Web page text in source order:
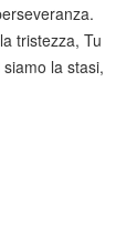
tristezza, Tu
la stasi,